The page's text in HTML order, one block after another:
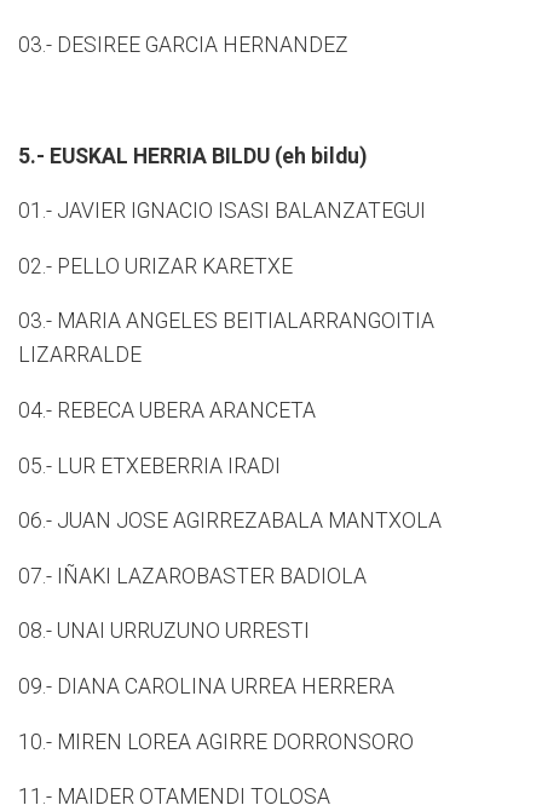
03.- DESIREE GARCIA HERNANDEZ
5.- EUSKAL HERRIA BILDU (eh bildu)
01.- JAVIER IGNACIO ISASI BALANZATEGUI
02.- PELLO URIZAR KARETXE
03.- MARIA ANGELES BEITIALARRANGOITIA
LIZARRALDE
04.- REBECA UBERA ARANCETA
05.- LUR ETXEBERRIA IRADI
06.- JUAN JOSE AGIRREZABALA MANTXOLA
07.- IÑAKI LAZAROBASTER BADIOLA
08.- UNAI URRUZUNO URRESTI
09.- DIANA CAROLINA URREA HERRERA
10.- MIREN LOREA AGIRRE DORRONSORO
11.- MAIDER OTAMENDI TOLOSA